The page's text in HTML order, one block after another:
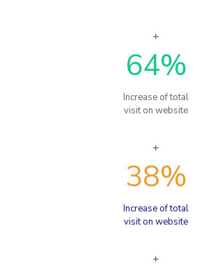
64%
Increase of total
visit on website
38%
Increase of total
visit on website